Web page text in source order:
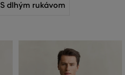
S dlhým rukávom